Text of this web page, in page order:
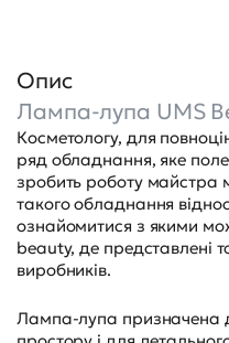
Опис
Лампа-лупа UMS
Косметологу, для
ряд обладнання, яке
зробить роботу
такого обладнання
ознайомитися з якими
beauty, де представлені
виробників.
Лампа-лупа призначена